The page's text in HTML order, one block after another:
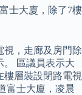
士大廈，除了7樓
視，走廊及房門除
。 區議員表示大
樓層裝設閉路電視
富士大廈，凌晨